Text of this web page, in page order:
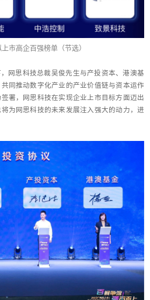
市高企百强榜单（节选）
网思科技总裁吴俊先生与产投资本、港澳基
同推动数字化产业的产业价值链与资本运作
署，网思科技在实现企业上市目标方面迈出
为网思科技的未来发展注入强大的动力，进